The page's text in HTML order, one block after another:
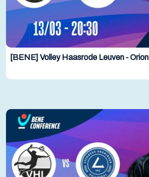
[BENE] Volley Haasrode Leuven - Orion